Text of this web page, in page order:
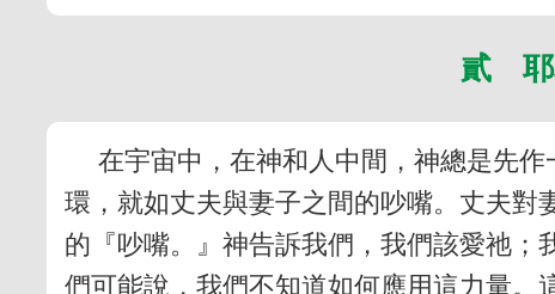
貳 耶
在宇宙中，在神和人中間，神總是先
環，就如丈夫與妻子之間的吵嘴。丈夫對
的『吵嘴。』神告訴我們，我們該愛祂
們可能說，我們不知道如何應用這力量。